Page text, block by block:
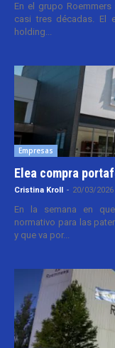
En el grupo
casi tres décadas. El
holding...
Empresas
Elea compra
Cristina Kroll - 20/03/2026
En la semana en
normativo para las
y que va por...